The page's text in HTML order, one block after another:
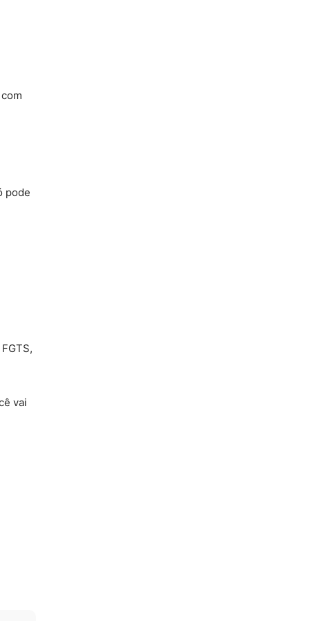
pode
vai